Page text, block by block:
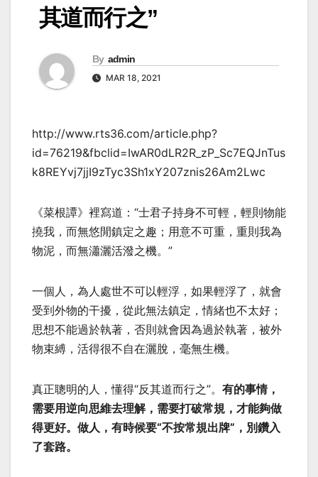
其道而行之”
By admin
MAR 18, 2021
http://www.rts36.com/article.php?
id=76219&fbclid=IwAR0dLR2R_zP_Sc7EQJnTus
k8REYvj7jjI9zTyc3Sh1xY207znis26Am2Lwc
《菜根譚》裡寫道：“士君子持身不可輕，輕則物能
撓我，而無悠閒鎮定之趣；用意不可重，重則我為
物泥，而無瀟灑活潑之機。”
一個人，為人處世不可以輕浮，如果輕浮了，就會
受到外物的干擾，從此無法鎮定，情緒也不太好；
思想不能過於執著，否則就會因為過於執著，被外
物束縛，活得很不自在灑脫，毫無生機。
真正聰明的人，懂得“反其道而行之”。 有的事情，
需要用逆向思維去理解，需要打破常規，才能夠做
得更好。做人，有時候要“不按常規出牌”，別鑽入
了套路。